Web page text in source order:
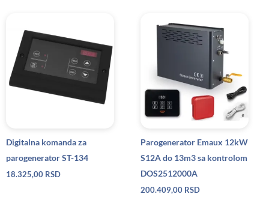
Digitalna komanda za
parogenerator ST-134
18.325,00 RSD
Parogenerator Emaux 12kW
S12A do 13m3 sa kontrolom
DOS2512000A
200.409,00 RSD